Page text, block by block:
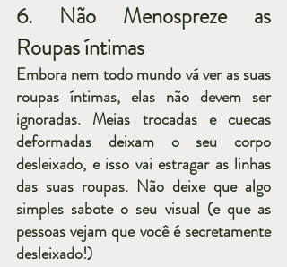
6. Não Menospreze as
Roupas íntimas
Embora nem todo mundo vá ver as suas
roupas íntimas, elas não devem ser
ignoradas. Meias trocadas e cuecas
deformadas deixam o seu corpo
desleixado, e isso vai estragar as linhas
das suas roupas. Não deixe que algo
simples sabote o seu visual (e que as
pessoas vejam que você é secretamente
desleixado!)